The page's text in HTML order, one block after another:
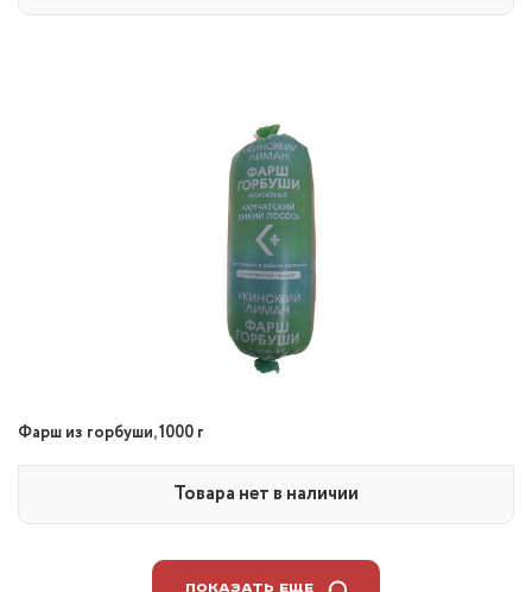
Фарш из горбуши, 1000 г
Товара нет в наличии
ПОКАЗАТЬ ЕЩЕ